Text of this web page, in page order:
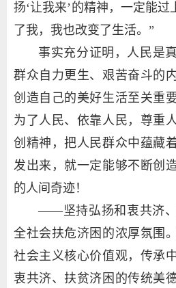
扬‘让我来’的精神，一定能过
了我，我也改变了生活。”
事实充分证明，人民是
群众自力更生、艰苦奋斗的
创造自己的美好生活至关重
为了人民、依靠人民，尊重
创精神，把人民群众中蕴藏
发出来，就一定能够不断创
的人间奇迹！
——坚持弘扬和衷共济
全社会扶危济困的浓厚氛围
社会主义核心价值观，传承
衷共济、扶贫济困的传统美